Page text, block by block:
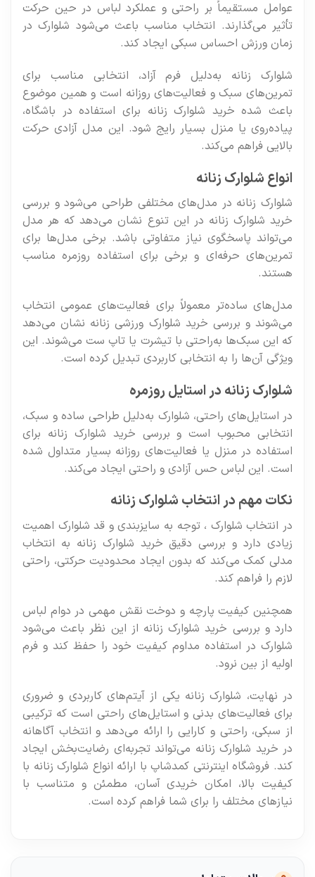
عوامل مستقیماً بر راحتی و عملکرد لباس در حین حرکت
تأثیر می‌گذارند. انتخاب مناسب باعث می‌شود شلوارک در
زمان ورزش احساس سبکی ایجاد کند.
شلوارک زنانه به‌دلیل فرم آزاد، انتخابی مناسب برای
تمرین‌های سبک و فعالیت‌های روزانه است و همین موضوع
باعث شده خرید شلوارک زنانه برای استفاده در باشگاه،
پیاده‌روی یا منزل بسیار رایج شود. این مدل آزادی حرکت
بالایی فراهم می‌کند.
انواع شلوارک زنانه
شلوارک زنانه در مدل‌های مختلفی طراحی می‌شود و بررسی
خرید شلوارک زنانه در این تنوع نشان می‌دهد که هر مدل
می‌تواند پاسخگوی نیاز متفاوتی باشد. برخی مدل‌ها برای
تمرین‌های حرفه‌ای و برخی برای استفاده روزمره مناسب
هستند.
مدل‌های ساده‌تر معمولاً برای فعالیت‌های عمومی انتخاب
می‌شوند و بررسی خرید شلوارک ورزشی زنانه نشان می‌دهد
که این سبک‌ها به‌راحتی با تیشرت یا تاپ ست می‌شوند. این
ویژگی آن‌ها را به انتخابی کاربردی تبدیل کرده است.
شلوارک زنانه در استایل روزمره
در استایل‌های راحتی، شلوارک به‌دلیل طراحی ساده و سبک،
انتخابی محبوب است و بررسی خرید شلوارک زنانه برای
استفاده در منزل یا فعالیت‌های روزانه بسیار متداول شده
است. این لباس حس آزادی و راحتی ایجاد می‌کند.
نکات مهم در انتخاب شلوارک زنانه
در انتخاب شلوارک ، توجه به سایزبندی و قد شلوارک اهمیت
زیادی دارد و بررسی دقیق خرید شلوارک زنانه به انتخاب
مدلی کمک می‌کند که بدون ایجاد محدودیت حرکتی، راحتی
لازم را فراهم کند.
همچنین کیفیت پارچه و دوخت نقش مهمی در دوام لباس
دارد و بررسی خرید شلوارک زنانه از این نظر باعث می‌شود
شلوارک در استفاده مداوم کیفیت خود را حفظ کند و فرم
اولیه از بین نرود.
در نهایت، شلوارک زنانه یکی از آیتم‌های کاربردی و ضروری
برای فعالیت‌های بدنی و استایل‌های راحتی است که ترکیبی
از سبکی، راحتی و کارایی را ارائه می‌دهد و انتخاب آگاهانه
در خرید شلوارک زنانه می‌تواند تجربه‌ای رضایت‌بخش ایجاد
کند. فروشگاه اینترنتی کمدشاپ با ارائه انواع شلوارک زنانه با
کیفیت بالا، امکان خریدی آسان، مطمئن و متناسب با
نیازهای مختلف را برای شما فراهم کرده است.